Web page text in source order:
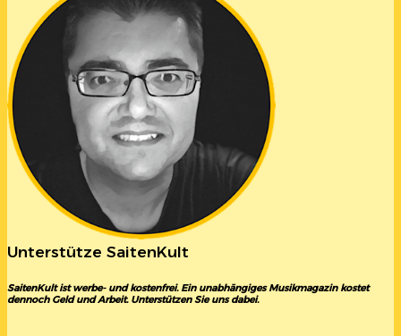
Unterstütze SaitenKult
SaitenKult ist werbe- und kostenfrei. Ein unabhängiges Musikmagazin kostet
dennoch Geld und Arbeit. Unterstützen Sie uns dabei.